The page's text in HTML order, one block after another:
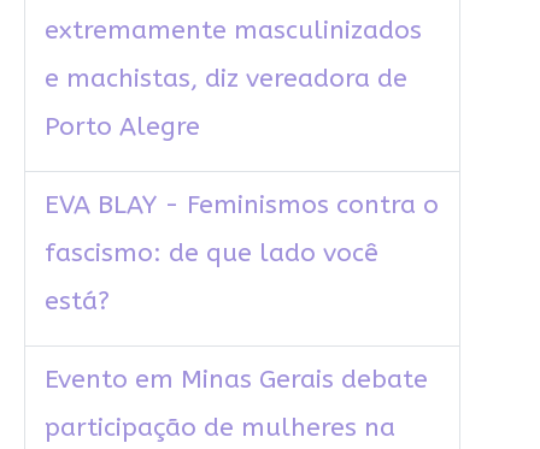
extremamente masculinizados
e machistas, diz vereadora de
Porto Alegre
EVA BLAY - Feminismos contra o
fascismo: de que lado você
está?
Evento em Minas Gerais debate
participação de mulheres na